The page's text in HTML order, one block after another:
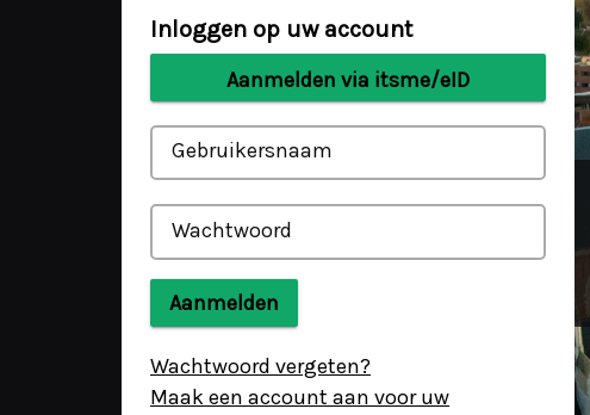
Inloggen op uw account
Aanmelden via itsme/eID
Gebruikersnaam
Wachtwoord
Aanmelden
Wachtwoord vergeten?
Maak een account aan voor uw